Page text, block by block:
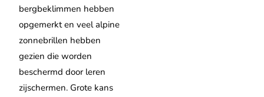
bergbeklimmen hebben
opgemerkt en veel alpine
zonnebrillen hebben
gezien die worden
beschermd door leren
zijschermen. Grote kans